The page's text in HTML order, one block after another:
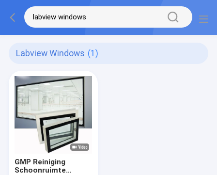
Labview Windows (1)
GMP Reiniging
Schoonruimte